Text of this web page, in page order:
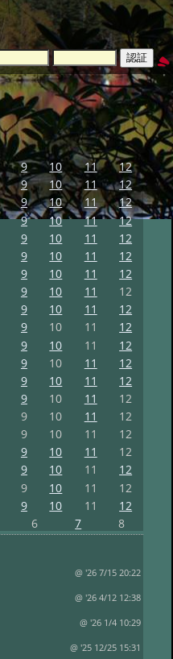
9 10 11 12
9 10 11 12
9 10 11 12
9 10 11 12
9 10 11 12
9 10 11 12
9 10 11 12
9 10 11 12
9 10 11 12
9 10 11 12
9 10 11 12
9 10 11 12
9 10 11 12
9 10 11 12
9 10 11 12
9 10 11 12
9 10 11 12
9 10 11 12
9 10 11 12
9 10 11 12
6 7 8
@ '26 7/15 20:22
@ '26 4/12 12:38
@ '26 1/4 10:29
@ '25 12/25 15:31